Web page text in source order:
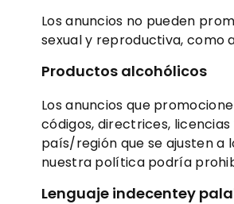
Los anuncios no pueden
sexual y reproductiva, como
Productos alcohólicos
Los anuncios que
códigos, directrices,
país/región que se ajusten a
nuestra política podría
Lenguaje indecentey